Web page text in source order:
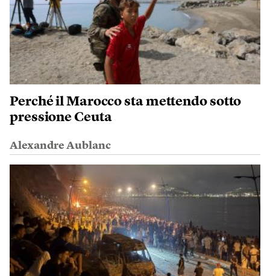
Perché il Marocco sta mettendo sotto
pressione Ceuta
Alexandre Aublanc